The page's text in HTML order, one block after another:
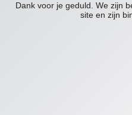
Dank voor je geduld. We zijn
site en zijn